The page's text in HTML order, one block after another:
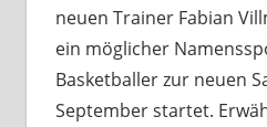
neuen Trainer Fabian
ein möglicher
Basketballer zur neuen
September startet.